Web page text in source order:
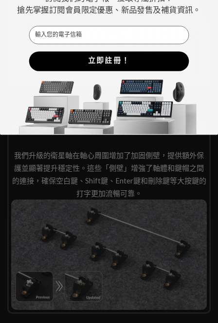
全新升級的衛星軸，帶來極致精準度
我們升級的衛星軸在軸心周圍增加了加固側壁，提供額外保
護並顯著提升穩定性。這些「側壁」增強了軸體和鍵帽之間
的連接，確保空白鍵、Shift鍵、Enter鍵和刪除鍵等大按鍵的
打字更加流暢可靠。
搶先掌握訂閱會員限定優惠、新品發售及補貨資訊。
Email
立即註冊！